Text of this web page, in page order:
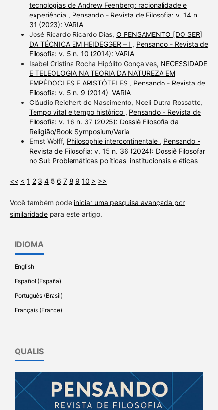
tecnologias de Andrew Feenberg: racionalidade e
experiência , Pensando - Revista de Filosofia: v. 14 n.
31 (2023): VARIA
José Ricardo Ricardo Dias, O PENSAMENTO [DO SER]
DA TÉCNICA EM HEIDEGGER – I , Pensando - Revista de
Filosofia: v. 5 n. 10 (2014): VARIA
Isabel Cristina Rocha Hipólito Gonçalves, NECESSIDADE
E TELEOLOGIA NA TEORIA DA NATUREZA EM
EMPÉDOCLES E ARISTÓTELES , Pensando - Revista de
Filosofia: v. 5 n. 9 (2014): VARIA
Cláudio Reichert do Nascimento, Noeli Dutra Rossatto,
Tempo vital e tempo histórico , Pensando - Revista de
Filosofia: v. 16 n. 37 (2025): Dossiê Filosofia da
Religião/Book Symposium/Varia
Ernst Wolff, Philosophie intercontinentale , Pensando -
Revista de Filosofia: v. 15 n. 36 (2024): Dossiê Filosofar
no Sul: Problemáticas políticas, institucionais e éticas
<< < 1 2 3 4 5 6 7 8 9 10 > >>
Você também pode iniciar uma pesquisa avançada por
similaridadepara este artigo.
IDIOMA
English
Español (España)
Português (Brasil)
Français (France)
QUALIS